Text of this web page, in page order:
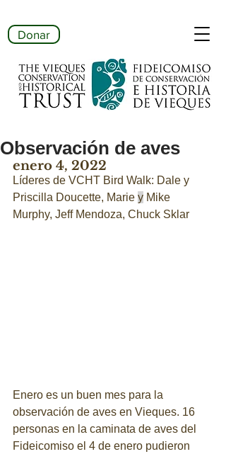
Donar
Observación de aves
enero 4, 2022
Líderes de VCHT Bird Walk: Dale y
Priscilla Doucette, Marie y Mike
Murphy, Jeff Mendoza, Chuck Sklar
Enero es un buen mes para la
observación de aves en Vieques. 16
personas en la caminata de aves del
Fideicomiso el 4 de enero pudieron